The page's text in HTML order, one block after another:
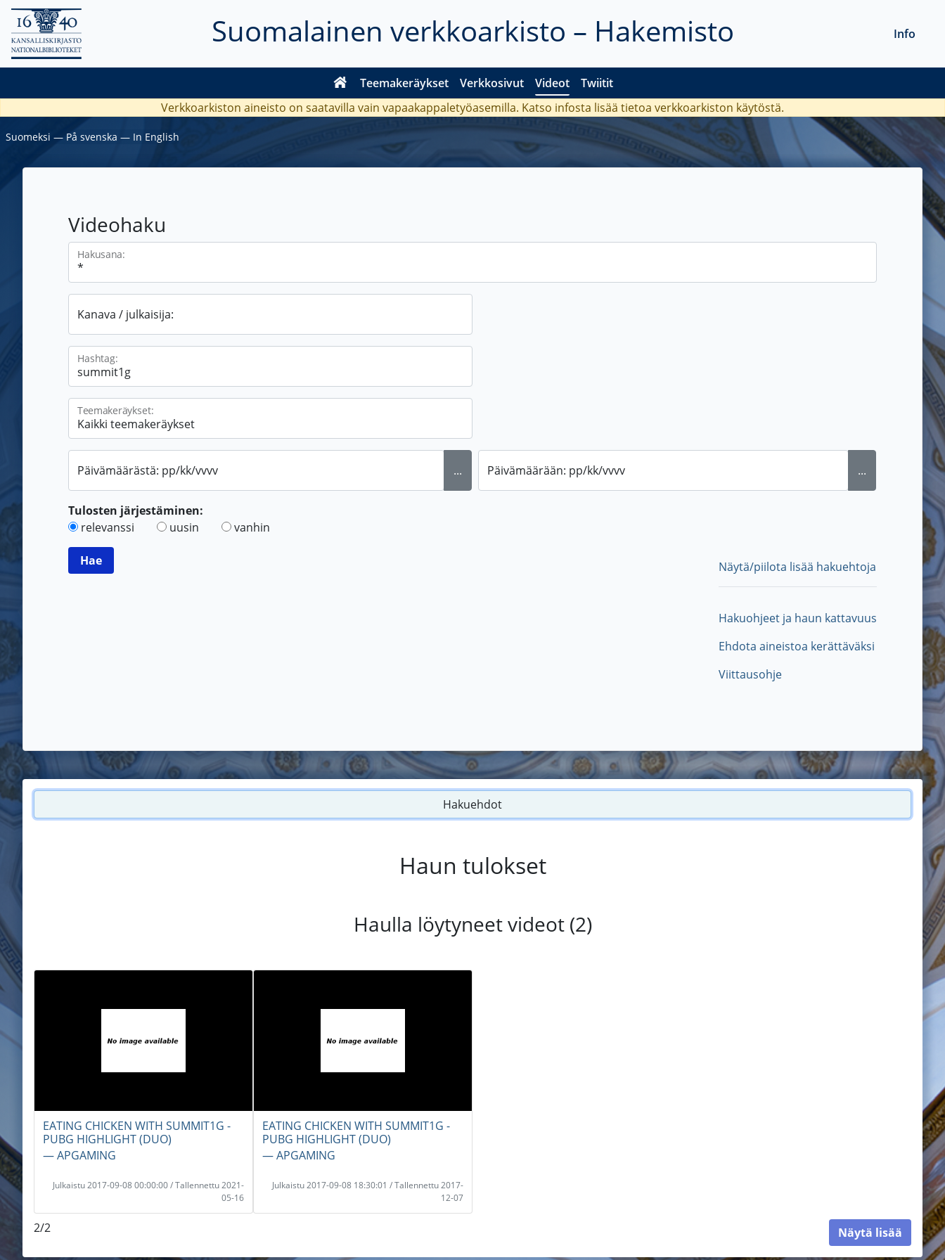
Suomalainen verkkoarkisto – Hakemisto
Teemakeräykset Verkkosivut Videot Twiitit
Info
Verkkoarkiston aineisto on saatavilla vain vapaakappaletyöasemilla. Katso infosta lisää tietoa verkkoarkiston käytöstä.
Suomeksi ― På svenska ― In English
Videohaku
Hakusana:
Kanava / julkaisija:
Hashtag:
Teemakeräykset:
Päivämäärästä: pp/kk/vvvv ... Päivämäärään: pp/kk/vvvv ...
Tulosten järjestäminen:
relevanssi
uusin vanhin
Näytä/piilota lisää hakuehtoja
Hakuohjeet ja haun kattavuus
Ehdota aineistoa kerättäväksi
Viittausohje
Hakuehdot
Haun tulokset
Haulla löytyneet videot (2)
EATING CHICKEN WITH SUMMIT1G -
PUBG HIGHLIGHT (DUO)
― APGAMING
Julkaistu 2017-09-08 00:00:00 / Tallennettu 2021-
05-16
EATING CHICKEN WITH SUMMIT1G -
PUBG HIGHLIGHT (DUO)
― APGAMING
Julkaistu 2017-09-08 18:30:01 / Tallennettu 2017-
12-07
2/2 Näytä lisää